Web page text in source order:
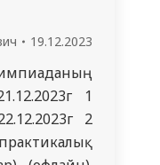
19.12.2023
1
2